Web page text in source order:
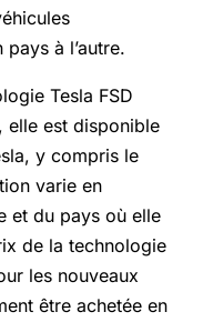
à l’autre.
Tesla FSD
elle est disponible
y compris le
varie en
et du pays où elle
de la technologie
les nouveaux
être achetée en